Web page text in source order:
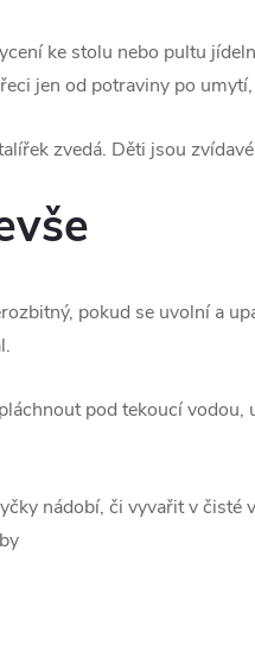
ke stolu nebo pultu
jen od potraviny po
zvedá. Děti jsou
pokud se uvolní a
pod tekoucí
nádobí, či vyvařit v čisté